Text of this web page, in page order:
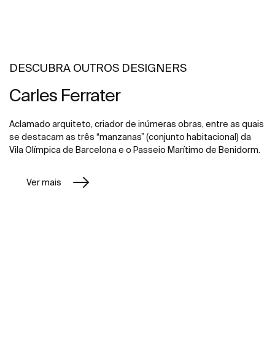
DESCUBRA OUTROS DESIGNERS
Carles Ferrater
Aclamado arquiteto, criador de inúmeras obras, entre as quais
se destacam as três “manzanas” (conjunto habitacional) da
Vila Olímpica de Barcelona e o Passeio Marítimo de Benidorm.
Ver mais